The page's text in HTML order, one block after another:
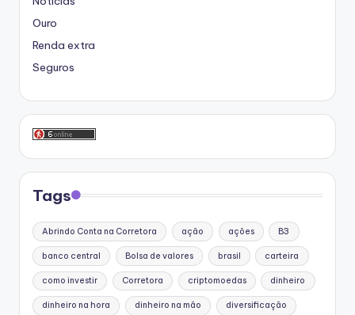
Ouro
Renda extra
Seguros
Tags
Abrindo Conta na Corretora ação ações B3
banco central Bolsa de valores brasil carteira
como investir Corretora criptomoedas dinheiro
dinheiro na hora dinheiro na mão diversificação